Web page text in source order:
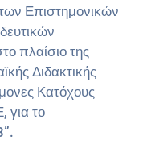
Επιστημονικών
πλαίσιο της
Διδακτικής
Κατόχους
για το